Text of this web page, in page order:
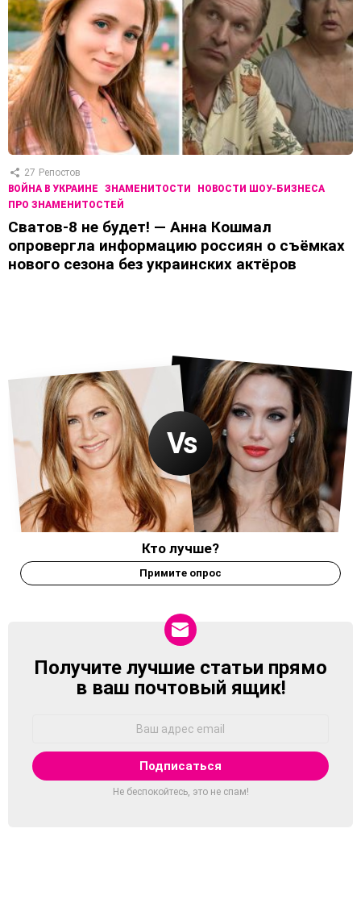
27 Репостов
ВОЙНА В УКРАИНЕ
ЗНАМЕНИТОСТИ
НОВОСТИ ШОУ-БИЗНЕСА
ПРО ЗНАМЕНИТОСТЕЙ
Сватов-8 не будет! — Анна Кошмал
опровергла информацию россиян о съёмках
нового сезона без украинских актёров
Кто лучше?
Примите опрос
NEWSLETTER
Получите лучшие статьи прямо
в ваш почтовый ящик!
Не беспокойтесь, это не спам!